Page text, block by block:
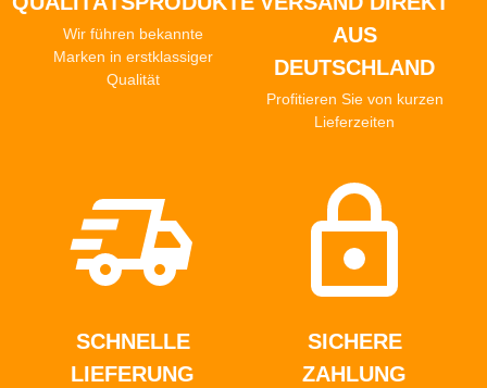
Wir führen bekannte
Marken in erstklassiger
Qualität
AUS
DEUTSCHLAND
Profitieren Sie von kurzen
Lieferzeiten
SCHNELLE
LIEFERUNG
SICHERE
ZAHLUNG